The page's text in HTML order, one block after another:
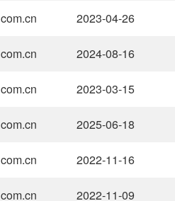
com.cn 2023-04-26
com.cn 2024-08-16
com.cn 2023-03-15
com.cn 2025-06-18
com.cn 2022-11-16
com.cn 2022-11-09